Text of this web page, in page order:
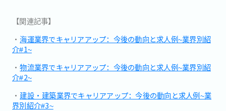
【関連記事】
・ 海運業界でキャリアアップ：今後の動向と求人例~業界別紹
介#1~
・物流業界でキャリアアップ：今後の動向と求人例~業界別紹
介#2~
・ 建設・建築業界でキャリアアップ：今後の動向と求人例~業
界別紹介#3~